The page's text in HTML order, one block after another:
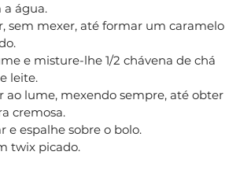
a água.
sem mexer, até formar um caramelo
e misture-lhe 1/2 chávena de chá
leite.
ao lume, mexendo sempre, até obter
cremosa.
e espalhe sobre o bolo.
twix picado.